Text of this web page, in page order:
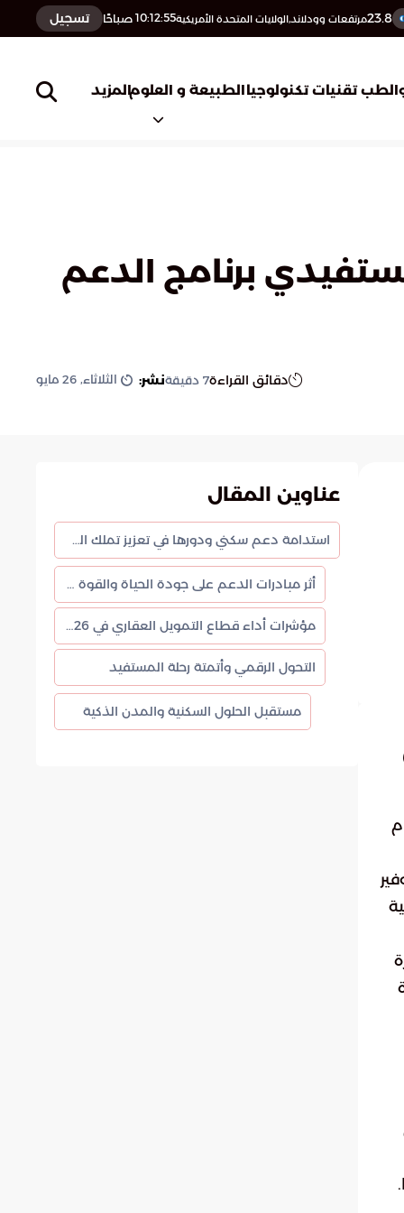
23.8مرتفعات وودلاند,الولايات المتحدة الأمريكية10:12:56 صباحًا تسجيل
تقنيات تكنولوجياالطبيعة و العلومالمزيد
و78 مليون ريال لمستفيدي برنامج الدعم
دقائق القراءة7 دقيقةنشر: الثلاثاء, 26 مايو
عناوين المقال
استدامة دعم سكني ودورها في تعزيز تملك المواطنين للمساكن
أثر مبادرات الدعم على جودة الحياة والقوة الشرائية
مؤشرات أداء قطاع التمويل العقاري في 2026
التحول الرقمي وأتمتة رحلة المستفيد
مستقبل الحلول السكنية والمدن الذكية